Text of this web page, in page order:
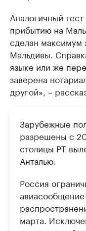
Аналогичный
прибытию на
сделан максимум
Мальдивы.
языке или же
заверена
другой», –
Зарубежные
разрешены с
столицы РТ
Анталью.
Россия
авиасообщение
марта.